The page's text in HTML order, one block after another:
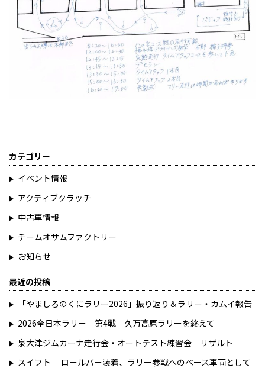
カテゴリー
イベント情報
アクティブクラッチ
中古車情報
チームオサムファクトリー
お知らせ
最近の投稿
「やましろのくにラリー2026」振り返り＆ラリー・カムイ報告
2026全日本ラリー 第4戦 久万高原ラリーを終えて
泉大津ジムカーナ走行会・オートテスト練習会 リザルト
スイフト ロールバー装着、ラリー参戦へのベース車両として